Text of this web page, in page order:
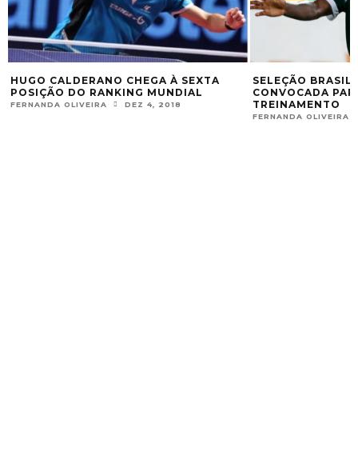
HUGO CALDERANO CHEGA À SEXTA
POSIÇÃO DO RANKING MUNDIAL
FERNANDA OLIVEIRA DEZ 4, 2018
SELEÇÃO
CONVOCADA
TREINAMENTO
FERNANDA OLIVEIRA